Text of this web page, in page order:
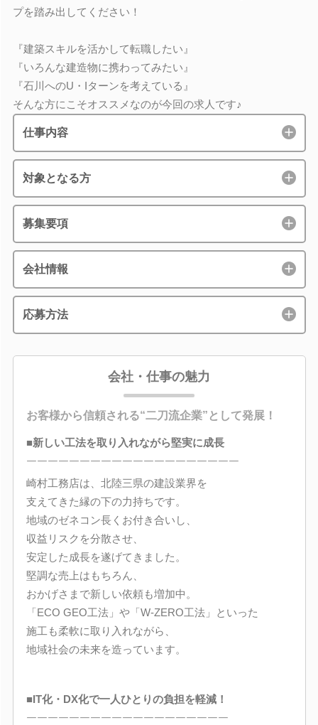
プを踏み出してください！
『建築スキルを活かして転職したい』
『いろんな建造物に携わってみたい』
『石川へのU・Iターンを考えている』
そんな方にこそオススメなのが今回の求人です♪
仕事内容
対象となる方
募集要項
会社情報
応募方法
会社・仕事の魅力
お客様から信頼される“二刀流企業”として発展！
■新しい工法を取り入れながら堅実に成長
￣￣￣￣￣￣￣￣￣￣￣￣￣￣￣￣￣￣￣￣
崎村工務店は、北陸三県の建設業界を
支えてきた縁の下の力持ちです。
地域のゼネコン長くお付き合いし、
収益リスクを分散させ、
安定した成長を遂げてきました。
堅調な売上はもちろん、
おかげさまで新しい依頼も増加中。
「ECO GEO工法」や「W-ZERO工法」といった
施工も柔軟に取り入れながら、
地域社会の未来を造っています。
■IT化・DX化で一人ひとりの負担を軽減！
￣￣￣￣￣￣￣￣￣￣￣￣￣￣￣￣￣￣￣